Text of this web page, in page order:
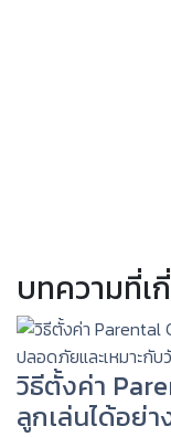
บทความที่เ
วิธีตั้งค่า
ลูกเล่นได้อย่